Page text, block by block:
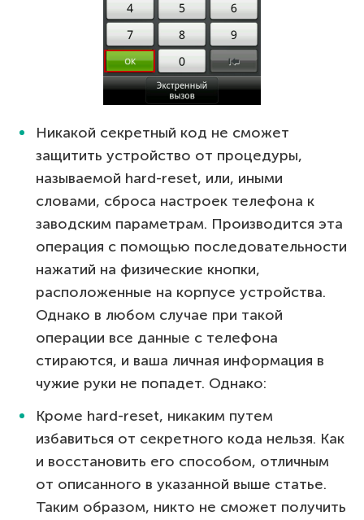
Никакой секретный код не сможет
защитить устройство от процедуры,
называемой hard-reset, или, иными
словами, сброса настроек телефона к
заводским параметрам. Производится эта
операция с помощью последовательности
нажатий на физические кнопки,
расположенные на корпусе устройства.
Однако в любом случае при такой
операции все данные с телефона
стираются, и ваша личная информация в
чужие руки не попадет. Однако:
Кроме hard-reset, никаким путем
избавиться от секретного кода нельзя. Как
и восстановить его способом, отличным
от описанного в указанной выше статье.
Таким образом, никто не сможет получить